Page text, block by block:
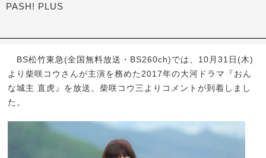
PASH! PLUS
BS松竹東急(全国無料放送・BS260ch)では、10月31日(木)
より柴咲コウさんが主演を務めた2017年の大河ドラマ『おん
な城主 直虎』を放送。柴咲コウ三よりコメントが到着しまし
た。